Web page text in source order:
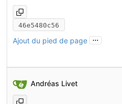
46e5480c56
Ajout du pied de page ...
Andréas Livet